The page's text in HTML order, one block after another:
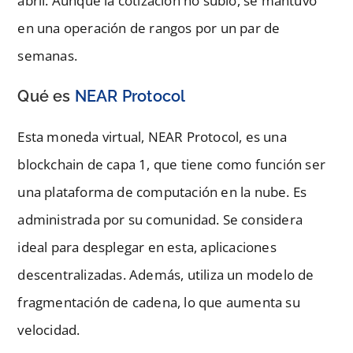
en una operación de rangos por un par de
semanas.
Qué es NEAR Protocol
Esta moneda virtual, NEAR Protocol, es una
blockchain de capa 1, que tiene como función ser
una plataforma de computación en la nube. Es
administrada por su comunidad. Se considera
ideal para desplegar en esta, aplicaciones
descentralizadas. Además, utiliza un modelo de
fragmentación de cadena, lo que aumenta su
velocidad.